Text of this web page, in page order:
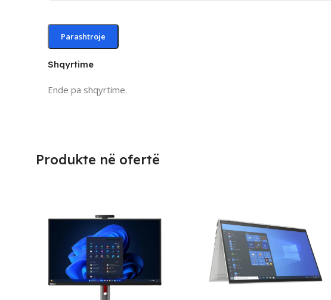
Shqyrtime
Ende pa shqyrtime.
Produkte në ofertë